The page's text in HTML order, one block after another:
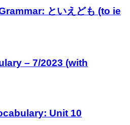
といえども (to ie
– 7/2023 (with
Unit 10